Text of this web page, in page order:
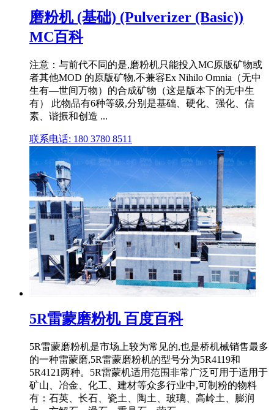
磨粉机 (基础) (Pulverizer (Basic))
MC百科
注意：与前代不同的是,磨粉机只能投入MC原版矿物或
者其他MOD 的原版矿物,不兼容Ex Nihilo Omnia（无中
生有—世间万物）的合成矿物（这是版本下的无中生
有） 此物品有6种等级,分别是基础、硬化、强化、信
素、谐振和创造 ...
联系电话: 180 3780 8511
5R雷蒙磨粉机 百度百科
5R雷蒙磨粉机是市场上较为常见的,也是桥机械销售最多
的一种雷蒙磨,5R雷蒙磨粉机的型号分为5R4119和
5R4121两种。5R雷蒙机适用范围非常广泛可用于适用于
矿山、冶金、化工、建材等众多行业中,可制粉的物料
有：石英、长石、瓷土、陶土、玻璃、高岭土、膨润